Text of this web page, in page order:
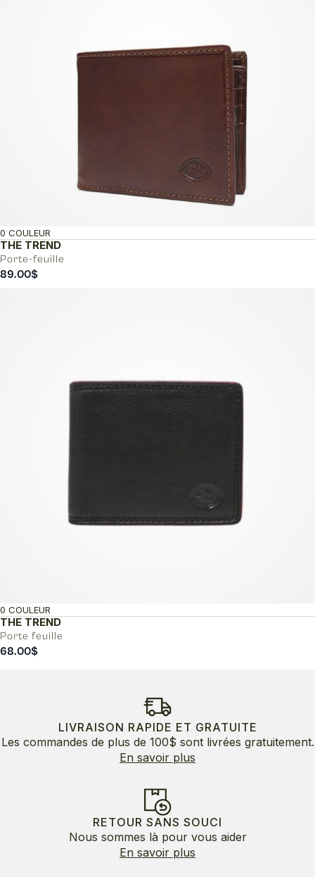
THE TREND
Porte-feuille
0 COULEUR
89.00$
THE TREND
Porte feuille
0 COULEUR
68.00$
LIVRAISON RAPIDE ET GRATUITE
Les commandes de plus de 100$ sont livrées gratuitement.
En savoir plus
RETOUR SANS SOUCI
Nous sommes là pour vous aider
En savoir plus